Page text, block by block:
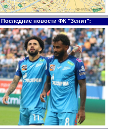
Последние новости ФК "Зенит":